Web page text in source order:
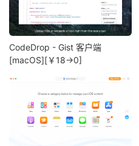
CodeDrop - Gist 客户端
[macOS][￥18→0]